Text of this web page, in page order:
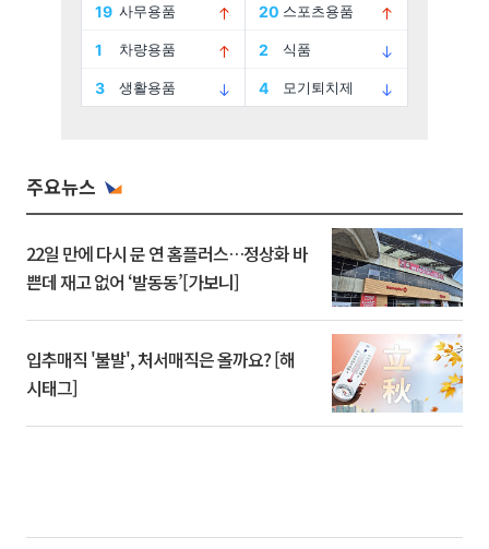
주요뉴스
22일 만에 다시 문 연 홈플러스…정상화 바
쁜데 재고 없어 ‘발동동’[가보니]
입추매직 '불발', 처서매직은 올까요? [해
시태그]